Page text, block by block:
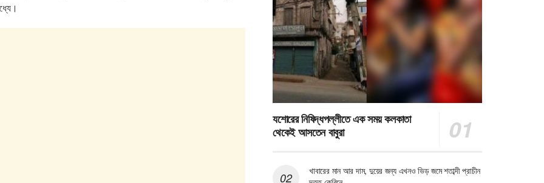
যশোরের নিষিদ্ধপল্লীতে এক সময় কলকাতা
থেকেই আসতেন বাবুরা
খাবারের মান আর দাম, দুয়ের জন্য এখনও ভিড় জমে শতাব্দী প্রাচীন